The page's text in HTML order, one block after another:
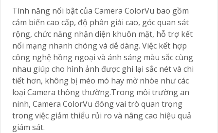
Tính năng nổi bật của Camera ColorVu bao gồm
cảm biến cao cấp, độ phân giải cao, góc quan sát
rộng, chức năng nhận diện khuôn mặt, hỗ trợ kết
nối mạng nhanh chóng và dễ dàng. Việc kết hợp
công nghệ hồng ngoại và ánh sáng màu sắc cùng
nhau giúp cho hình ảnh được ghi lại sắc nét và chi
tiết hơn, không bị méo mó hay mờ nhòe như các
loại Camera thông thường.Trong môi trường an
ninh, Camera ColorVu đóng vai trò quan trọng
trong việc giảm thiểu rủi ro và nâng cao hiệu quả
giám sát.